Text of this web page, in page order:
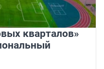
кварталов»